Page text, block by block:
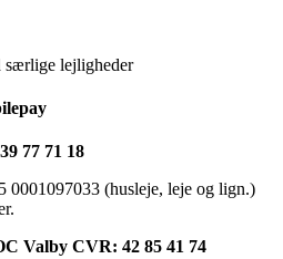
særlige lejligheder
77 71 18
(husleje, leje og lign.)
Valby CVR: 42 85 41 74